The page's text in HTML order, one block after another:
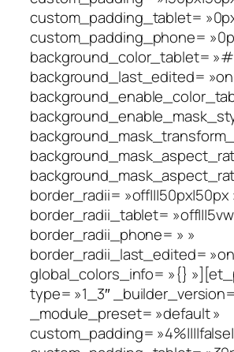
custom_padding_tablet=
custom_padding_phone=
background_color_tablet=
background_last_edited=
border_radii= »off|||50px|50px
border_radii_tablet=
border_radii_phone= » »
border_radii_last_edited=
global_colors_info= »{}
type= »1_3″
_module_preset= »default »
custom_padding=